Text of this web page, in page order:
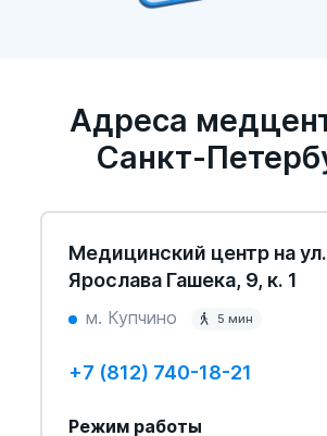
Адреса
Санкт-
Медицинский центр на ул.
Ярослава Гашека, 9, к. 1
м. Купчино 5 мин
+7 (812) 740-18-21
Режим работы